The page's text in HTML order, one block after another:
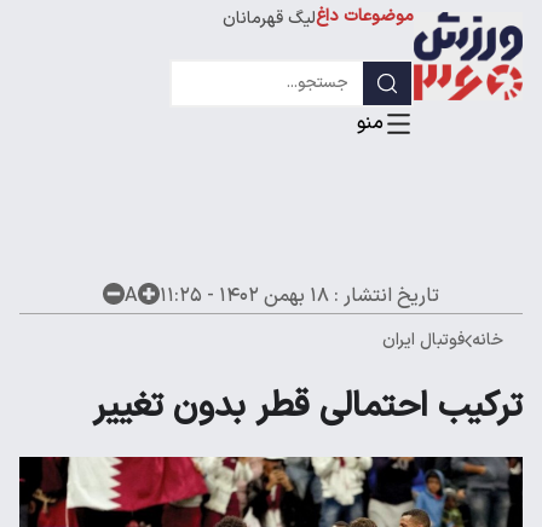
موضوعات داغلیگ قهرمانان
تاریخ انتشار : ۱۸ بهمن ۱۴۰۲ - ۱۱:۲۵ A
خانه فوتبال ایران
ترکیب احتمالی قطر بدون تغییر